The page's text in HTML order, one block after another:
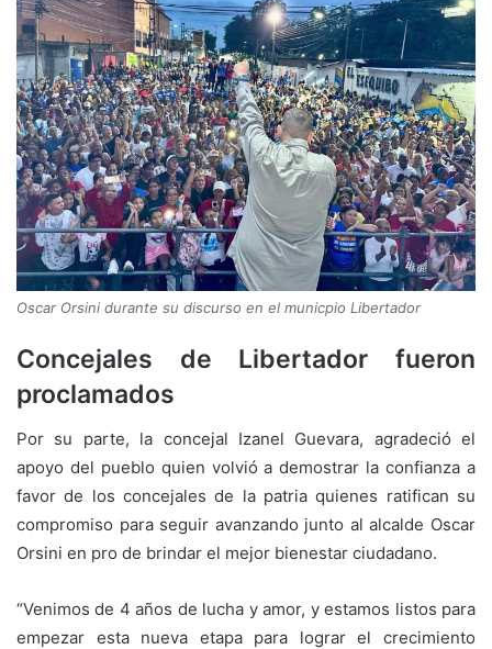
Oscar Orsini durante su discurso en el municpio Libertador
Concejales de Libertador fueron
proclamados
Por su parte, la concejal Izanel Guevara, agradeció el
apoyo del pueblo quien volvió a demostrar la confianza a
favor de los concejales de la patria quienes ratifican su
compromiso para seguir avanzando junto al alcalde Oscar
Orsini en pro de brindar el mejor bienestar ciudadano.
“Venimos de 4 años de lucha y amor, y estamos listos para
empezar esta nueva etapa para lograr el crecimiento